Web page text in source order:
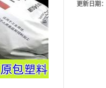
更新日期：